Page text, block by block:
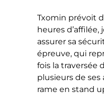
Txomin prévoit
heures
assurer sa
épreuve, qui
fois la traversée
plusieurs de ses
rame en stand